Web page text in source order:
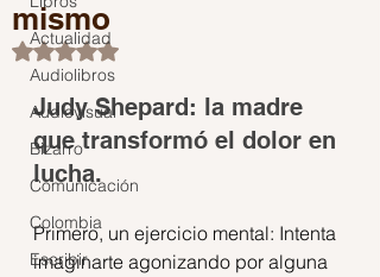
Actualidad
Audiolibros
Audiovisual
Bizarro
Comunicación
Colombia
Escribir
mismo
Obtuvo NaN de 5 estrellas.
Judy Shepard: la madre
que transformó el dolor en
lucha.
Primero, un ejercicio mental: Intenta
imaginarte agonizando por alguna